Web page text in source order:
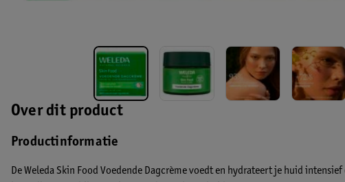
Over dit product
Productinformatie
De Weleda Skin Food Voedende Dagcrème voedt en hydrateert je huid